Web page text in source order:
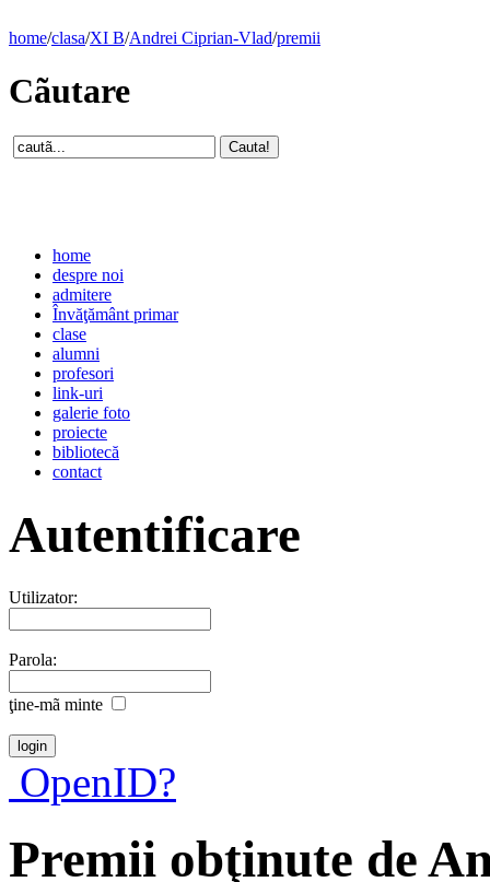
home/clasa/XI B/Andrei Ciprian-Vlad/premii
Cãutare
home
despre noi
admitere
Învăţământ primar
clase
alumni
profesori
link-uri
galerie foto
proiecte
bibliotecă
contact
Autentificare
Utilizator:
Parola:
ţine-mã minte
OpenID?
Premii obţinute de